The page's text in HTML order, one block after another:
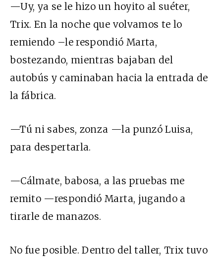
—Uy, ya se le hizo un hoyito al suéter,
Trix. En la noche que volvamos te lo
remiendo –le respondió Marta,
bostezando, mientras bajaban del
autobús y caminaban hacia la entrada de
la fábrica.
—Tú ni sabes, zonza —la punzó Luisa,
para despertarla.
—Cálmate, babosa, a las pruebas me
remito —respondió Marta, jugando a
tirarle de manazos.
No fue posible. Dentro del taller, Trix tuvo